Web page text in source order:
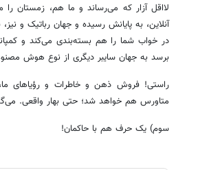
لااقل آزار که می‌رساند و ما هم، زمستان را
آنلاین، به پایانش رسیده و جهان رباتیک و
در خواب شما را هم بسته‌بندی می‌کند و
برسد به جهان سایبر دیگری از نوع هوش
راستی! فروش ذهن و خاطرات و رؤیاهای
متاورس هم خواهد شد؛ حتی بهار واقعی.
سوم) یک حرف هم با حاکمان!